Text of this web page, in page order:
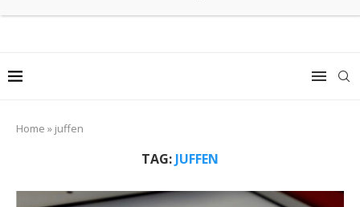
Home » juffen
TAG: JUFFEN